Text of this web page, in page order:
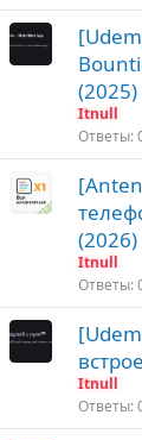
(2025)
Itnull
Ответы
(2026)
Itnull
Ответы
Itnull
Ответы